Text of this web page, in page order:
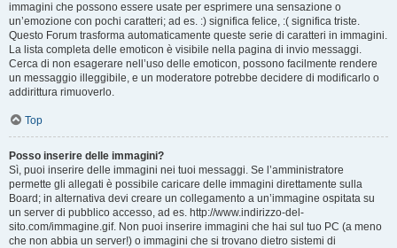
immagini che possono essere usate per esprimere una sensazione o
un’emozione con pochi caratteri; ad es. :) significa felice, :( significa triste.
Questo Forum trasforma automaticamente queste serie di caratteri in immagini.
La lista completa delle emoticon è visibile nella pagina di invio messaggi.
Cerca di non esagerare nell’uso delle emoticon, possono facilmente rendere
un messaggio illeggibile, e un moderatore potrebbe decidere di modificarlo o
addirittura rimuoverlo.
Top
Posso inserire delle immagini?
Sì, puoi inserire delle immagini nei tuoi messaggi. Se l’amministratore
permette gli allegati è possibile caricare delle immagini direttamente sulla
Board; in alternativa devi creare un collegamento a un’immagine ospitata su
un server di pubblico accesso, ad es. http://www.indirizzo-del-
sito.com/immagine.gif. Non puoi inserire immagini che hai sul tuo PC (a meno
che non abbia un server!) o immagini che si trovano dietro sistemi di